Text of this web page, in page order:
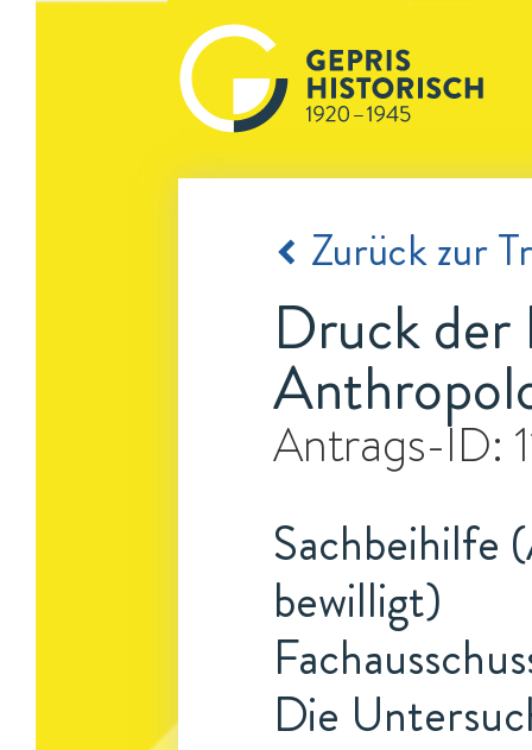
Zurück zur
Druck
Antrags-ID:
Sachbeihilfe
bewilligt)
Die